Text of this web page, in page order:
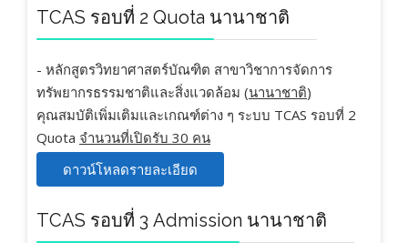
TCAS รอบที่ 2 Quota นานาชาติ
- หลักสูตรวิทยาศาสตร์บัณฑิต สาขาวิชาการจัดการ
ทรัพยากรธรรมชาติและสิ่งแวดล้อม (นานาชาติ)
คุณสมบัติเพิ่มเติมและเกณฑ์ต่าง ๆ ระบบ TCAS รอบที่ 2
Quota จำนวนที่เปิดรับ 30 คน
ดาวน์โหลดรายละเอียด
TCAS รอบที่ 3 Admission นานาชาติ